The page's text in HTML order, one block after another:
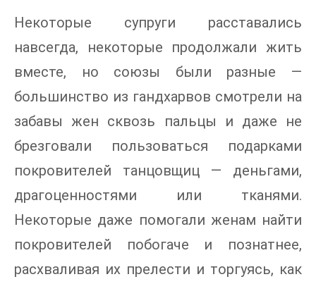
Некоторые супруги расставались
навсегда, некоторые продолжали жить
вместе, но союзы были разные —
большинство из гандхарвов смотрели на
забавы жен сквозь пальцы и даже не
брезговали пользоваться подарками
покровителей танцовщиц — деньгами,
драгоценностями или тканями.
Некоторые даже помогали женам найти
покровителей побогаче и познатнее,
расхваливая их прелести и торгуясь, как